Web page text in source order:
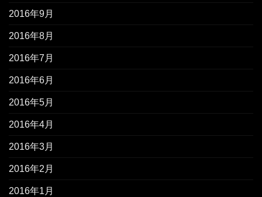
2016年9月
2016年8月
2016年7月
2016年6月
2016年5月
2016年4月
2016年3月
2016年2月
2016年1月